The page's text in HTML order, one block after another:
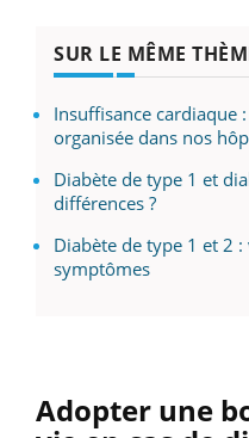
SUR LE MÊME
Insuffisance cardiaque
organisée dans nos
Diabète de type 1 et
différences ?
Diabète de type 1 et 2
symptômes
Adopter une